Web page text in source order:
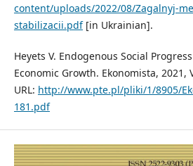
content/uploads/2022/08/Zagalnyj-
stabilizacii.pdf[in Ukrainian].
Heyets V. Endogenous Social
Economic Growth. Ekonomista, 2021,
URL: http://www.pte.pl/pliki/1/8905/
181.pdf